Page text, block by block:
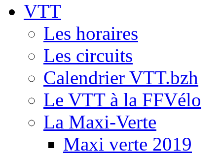
VTT
Les horaires
Les circuits
Calendrier VTT.bzh
Le VTT à la FFVélo
La Maxi-Verte
Maxi verte 2019